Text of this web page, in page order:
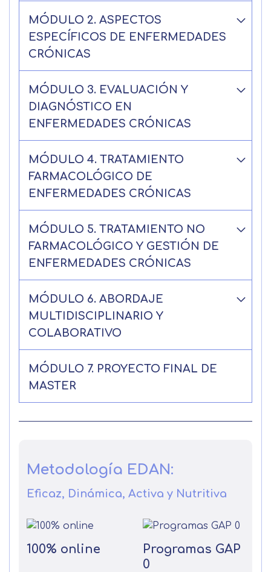
MÓDULO 2. ASPECTOS
ESPECÍFICOS DE ENFERMEDADES
CRÓNICAS
MÓDULO 3. EVALUACIÓN Y
DIAGNÓSTICO EN
ENFERMEDADES CRÓNICAS
MÓDULO 4. TRATAMIENTO
FARMACOLÓGICO DE
ENFERMEDADES CRÓNICAS
MÓDULO 5. TRATAMIENTO NO
FARMACOLÓGICO Y GESTIÓN DE
ENFERMEDADES CRÓNICAS
MÓDULO 6. ABORDAJE
MULTIDISCIPLINARIO Y
COLABORATIVO
MÓDULO 7. PROYECTO FINAL DE
MASTER
Metodología EDAN:
Eficaz, Dinámica, Activa y Nutritiva
100% online
Programas GAP
0
Protección de Datos .Haz clic aquí
Acepto el tratamiento de mis datos con la
básica.
como otros derechos, como se
explica en la información adicional
Información adicionalaquí
Acepto el tratamiento de mis datos con la
finalidad prevista en la información
Después de aceptar, no volveremos a
mostrarle este mensaje.